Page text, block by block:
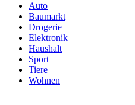
Auto
Baumarkt
Drogerie
Elektronik
Haushalt
Sport
Tiere
Wohnen